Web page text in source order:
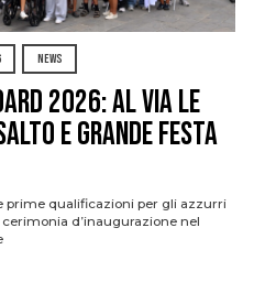
NEWS
2026: al via le
e grande festa
prime qualificazioni per gli azzurri
d’inaugurazione nel